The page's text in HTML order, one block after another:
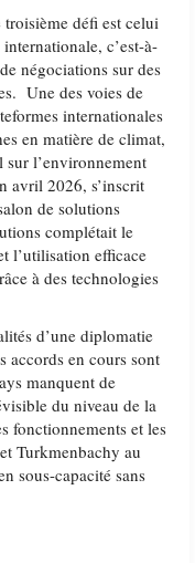
défi est celui
c’est-à-
négociations sur des
Une des voies de
internationales
en matière de climat,
sur l’environnement
avril 2026, s’inscrit
de solutions
complétait le
l’utilisation efficace
à des technologies
d’une diplomatie
accords en cours sont
manquent de
du niveau de la
fonctionnements et les
Turkmenbachy au
sous-capacité sans